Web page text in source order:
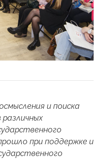
и поиска
при поддержке и